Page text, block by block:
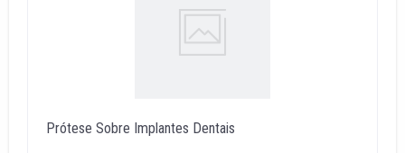
Prótese Sobre Implantes Dentais